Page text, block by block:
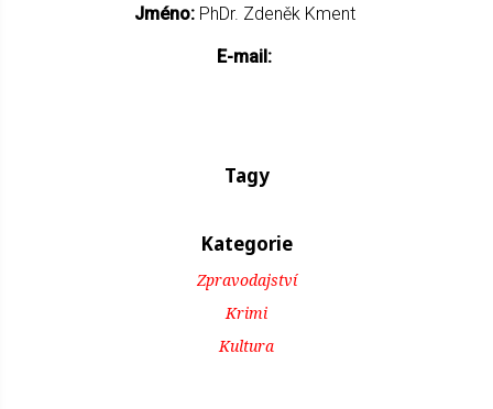
Jméno: PhDr. Zdeněk Kment
E-mail:
Tagy
Kategorie
Zpravodajství
Krimi
Kultura